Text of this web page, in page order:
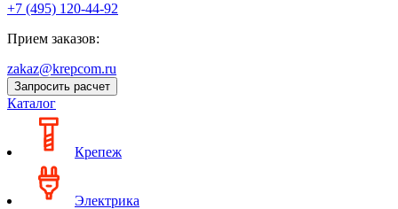
+7 (495) 120-44-92
Прием заказов:
zakaz@krepcom.ru
Запросить расчет
Каталог
Крепеж
Электрика